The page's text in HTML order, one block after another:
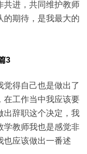
共进，共同维护教师
的期待，是我最大的
3
觉得自己也是做出了
在工作当中我应该要
出辞职这个决定，我
学教师我也是感觉非
也应该做出一番述